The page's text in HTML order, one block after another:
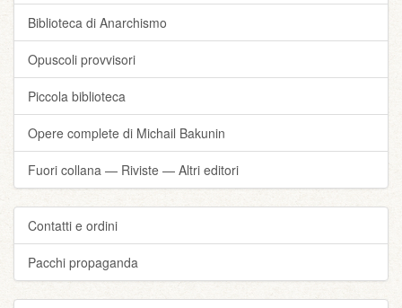
Biblioteca di Anarchismo
Opuscoli provvisori
Piccola biblioteca
Opere complete di Michail Bakunin
Fuori collana — Riviste — Altri editori
Contatti e ordini
Pacchi propaganda